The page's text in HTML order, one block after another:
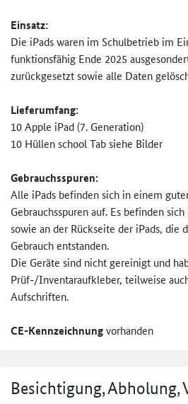
Einsatz:
Die iPads waren im Schulbetrieb im
funktionsfähig Ende 2025
zurückgesetzt sowie alle Daten
Lieferumfang:
10 Apple iPad (7. Generation)
10 Hüllen school Tab siehe Bilder
Gebrauchsspuren:
Alle iPads befinden sich in einem
Gebrauchsspuren auf. Es befinden
sowie an der Rückseite der iPads, die
Gebrauch entstanden.
Die Geräte sind nicht gereinigt und
Prüf-/Inventaraufkleber, teilweise
Aufschriften.
CE-Kennzeichnungvorhanden
Besichtigung, Abholung,